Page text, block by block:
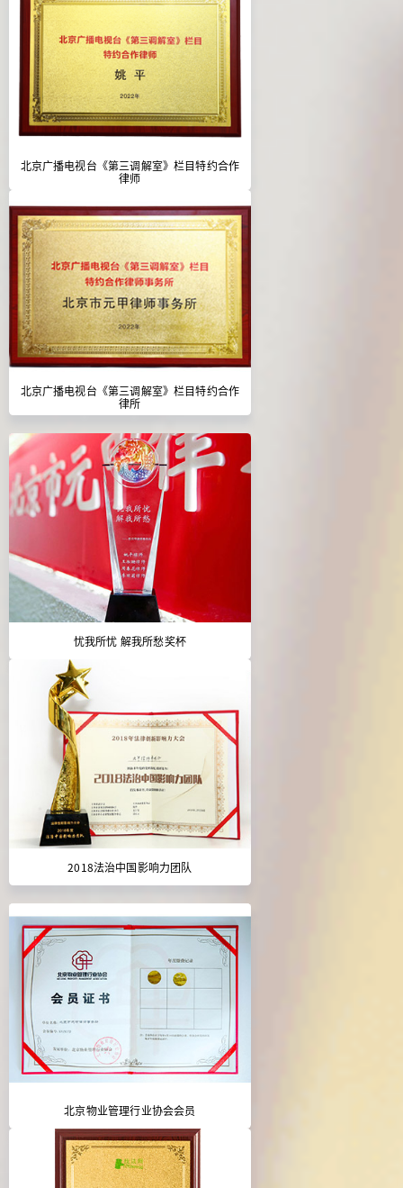
北京广播电视台《第三调解室》栏目特约合作
律师
北京广播电视台《第三调解室》栏目特约合作
律所
忧我所忧 解我所愁奖杯
2018法治中国影响力团队
北京物业管理行业协会会员